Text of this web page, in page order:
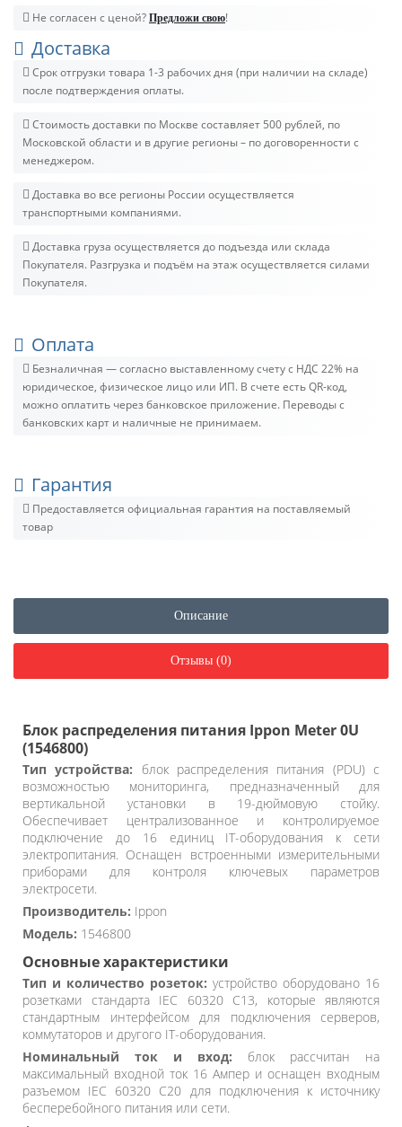
Не согласен с ценой? Предложи свою!
Доставка
Срок отгрузки товара 1-3 рабочих дня (при наличии на складе)
после подтверждения оплаты.
Стоимость доставки по Москве составляет 500 рублей, по
Московской области и в другие регионы – по договоренности с
менеджером.
Доставка во все регионы России осуществляется
транспортными компаниями.
Доставка груза осуществляется до подъезда или склада
Покупателя. Разгрузка и подъём на этаж осуществляется силами
Покупателя.
Оплата
Безналичная — согласно выставленному счету c НДС 22% на
юридическое, физическое лицо или ИП. В счете есть QR-код,
можно оплатить через банковское приложение. Переводы с
банковских карт и наличные не принимаем.
Гарантия
Предоставляется официальная гарантия на поставляемый
товар
Описание
Отзывы (0)
Блок распределения питания Ippon Meter 0U
(1546800)
Тип устройства: блок распределения питания (PDU) с
возможностью мониторинга, предназначенный для
вертикальной установки в 19-дюймовую стойку.
Обеспечивает централизованное и контролируемое
подключение до 16 единиц IT-оборудования к сети
электропитания. Оснащен встроенными измерительными
приборами для контроля ключевых параметров
электросети.
Производитель: Ippon
Модель: 1546800
Основные характеристики
Тип и количество розеток: устройство оборудовано 16
розетками стандарта IEC 60320 C13, которые являются
стандартным интерфейсом для подключения серверов,
коммутаторов и другого IT-оборудования.
Номинальный ток и вход: блок рассчитан на
максимальный входной ток 16 Ампер и оснащен входным
разъемом IEC 60320 C20 для подключения к источнику
бесперебойного питания или сети.